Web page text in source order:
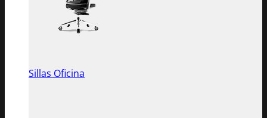
Sillas Oficina